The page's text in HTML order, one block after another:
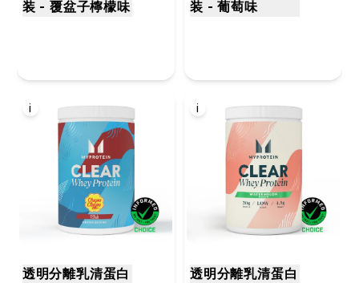
装 - 覆盆子檸檬味
装 - 葡萄味
i
透明分離乳清蛋白
i
透明分離乳清蛋白